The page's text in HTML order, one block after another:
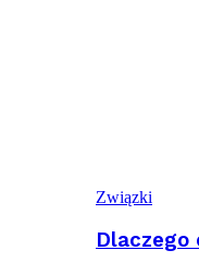
Związki
Dlaczego